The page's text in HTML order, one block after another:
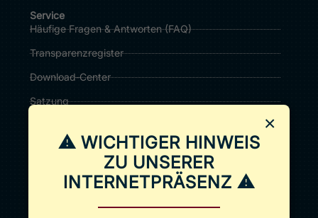
×
⚠ WICHTIGER HINWEIS
ZU UNSERER
INTERNETPRÄSENZ ⚠
Service
Häufige Fragen & Antworten (FAQ)
Transparenzregister
Download‑Center
Satzung
Jetzt online spenden